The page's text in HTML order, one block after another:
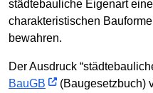
städtebauliche Eigenart
charakteristischen
bewahren.
Der Ausdruck
BauGB
(Baugesetzbuch)